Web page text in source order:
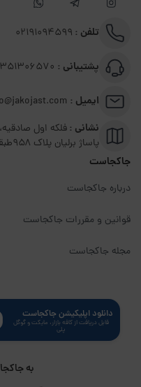
تلفن : 02191094599
پشتیبانی :
ایمیل :
نشانی :فلکه اول
پاساژ برلیان پلاک ۹۵۸طبقه 3 واحد 3
جاکجاست
درباره جاکجاست
قوانین و مقررات جاکجاست
مجله جاکجاست
دانلود اپلیکیشن جاکجاست
قابل دریافت از کافه بازار، مایکت و گوگل
پلی
به